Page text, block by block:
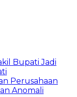
Bupati Jadi
Perusahaan
Anomali